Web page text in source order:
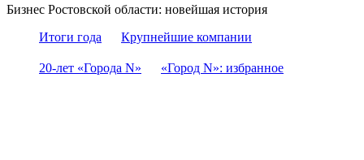
Бизнес Ростовской области: новейшая история
Итоги года
Крупнейшие компании
20-лет «Города N» «Город N»: избранное